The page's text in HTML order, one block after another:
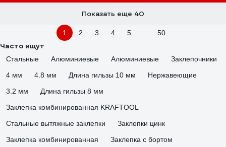
Показать еще 40
1 2 3 4 5 50
Часто ищут
Стальные Алюминиевые Алюминиевые
Заклепочники
4 мм
4.8 мм Длина гильзы 10 мм
Нержавеющие
3.2 мм
Длина гильзы 8 мм
Заклепка комбинированная KRAFTOOL
Стальные вытяжные заклепки
Заклепки цинк
Заклепка комбинированная
Заклепка с бортом